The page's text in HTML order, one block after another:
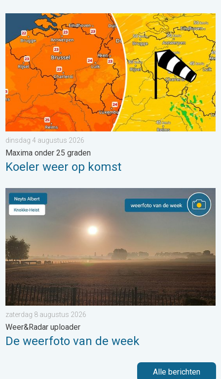
Koeler weer op komst. Maxima onder 25 graden. . . dinsdag
dinsdag 4 augustus 2026
Maxima onder 25 graden
Koeler weer op komst
De weerfoto van de week. Weer&Radar uploader. . . zaterdag
zaterdag 8 augustus 2026
Weer&Radar uploader
De weerfoto van de week
Alle berichten